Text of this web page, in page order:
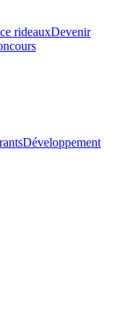
rideauxDevenir
Développement